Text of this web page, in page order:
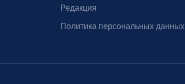
Редакция
Политика персональных данных